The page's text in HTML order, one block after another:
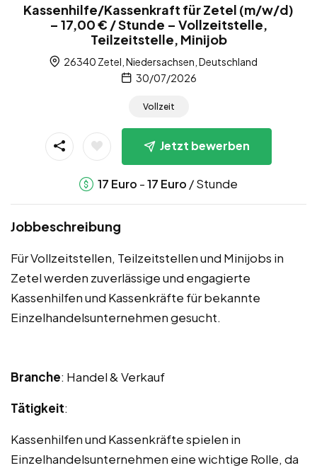
Kassenhilfe/Kassenkraft für Zetel (m/w/d)
– 17,00 € / Stunde – Vollzeitstelle,
Teilzeitstelle, Minijob
26340 Zetel, Niedersachsen, Deutschland
30/07/2026
Vollzeit
Jetzt bewerben
17 Euro -17 Euro / Stunde
Jobbeschreibung
Für Vollzeitstellen, Teilzeitstellen und Minijobs in
Zetel werden zuverlässige und engagierte
Kassenhilfen und Kassenkräfte für bekannte
Einzelhandelsunternehmen gesucht.
Branche: Handel & Verkauf
Tätigkeit:
Kassenhilfen und Kassenkräfte spielen in
Einzelhandelsunternehmen eine wichtige Rolle, da